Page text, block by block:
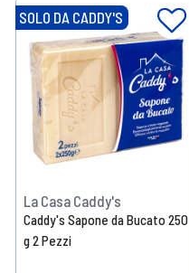
SOLO DA CADDY'S
La Casa Caddy's
Caddy's Sapone da Bucato 250
g 2 Pezzi